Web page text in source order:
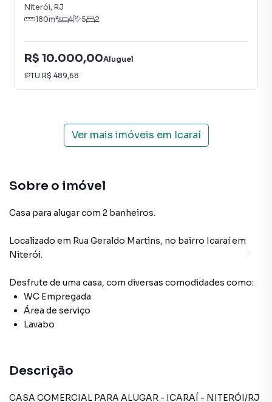
Niterói, RJ
180m² 4 5 2
R$ 10.000,00Aluguel
IPTU R$ 489,68
Ver mais imóveis em Icaraí
Sobre o imóvel
Casa para alugar com 2 banheiros.
Localizado em Rua Geraldo Martins, no bairro Icaraíem
Niterói.
Desfrute de uma casa, com diversas comodidades como:
WC Empregada
Área de serviço
Lavabo
Descrição
CASA COMERCIAL PARA ALUGAR - ICARAÍ - NITERÓI/RJ